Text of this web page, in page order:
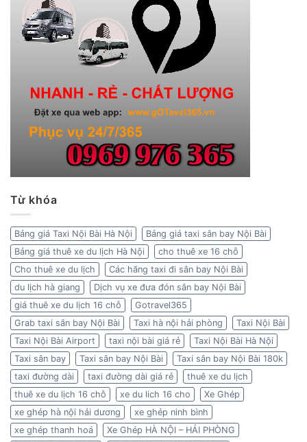
Từ khóa
Bảng giá Taxi Nội Bài Hà Nội
Bảng giá taxi sân bay Nội Bài
Bảng giá thuê xe du lịch Hà Nội
cho thuê xe 16 chỗ
Cho thuê xe du lịch
Các hãng taxi đi sân bay Nội Bài
du lịch hà giang
Dịch vụ xe đưa đón sân bay Nội Bài
giá thuê xe du lịch 16 chỗ
Gotravel365
Grab taxi sân bay Nội Bài
Taxi hà nội hải phòng
Taxi Nội Bài
Taxi Nội Bài Airport
taxi nội bài giá rẻ
Taxi Nội Bài Hà Nội
Taxi sân bay
Taxi sân bay Nội Bài
Taxi sân bay Nội Bài 180k
taxi đường dài
taxi đường dài giá rẻ
thuê xe du lịch
thuê xe du lịch 16 chỗ
xe du lich 16 cho
Xe Ghép
xe ghép hà nội hải dương
xe ghép ninh bình
xe ghép thanh hoá
Xe Ghép HÀ NỘI – HẢI PHÒNG